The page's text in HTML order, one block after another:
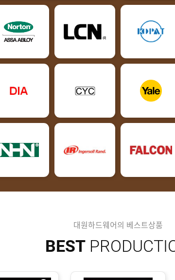
대원하드웨어의 베스트상품
BEST